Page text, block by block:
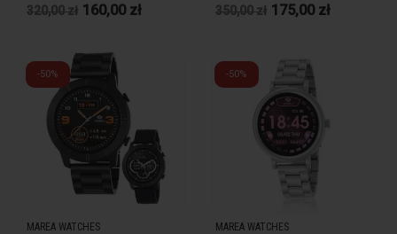
320,00 zł 160,00 zł 350,00 zł 175,00 zł
-50%
MAREA WATCHES
-50%
MAREA WATCHES